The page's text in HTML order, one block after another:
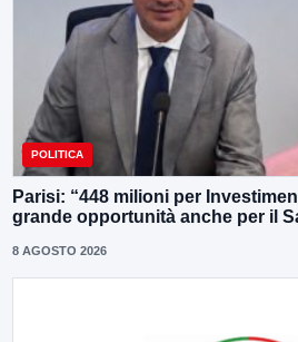
POLITICA
Parisi: “448 milioni per
grande opportunità anche per il
8 AGOSTO 2026